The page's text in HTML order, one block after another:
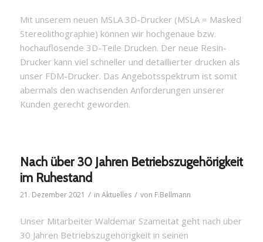
Mit unserem neuen MSLA 3D-Drucker (MSLA = Masked
Stereolithographie) können wir hochgenaue bzw.
hochauflösende 3D-Teile Drucken. Der neue Resin-
Drucker kann viel schneller und detaillierter drucken als
unser FDM-Drucker. Das Angebotsspektrum ist somit
abermals den wachsenden Anforderungen unserer
Kunden gerecht geworden.
Nach über 30 Jahren Betriebszugehörigkeit
im Ruhestand
21. Dezember 2021 / in Aktuelles / von F.Bellmann
Unser Mitarbeiter Waldemar Szameitat geht nach über
30 Jahren Betriebszugehörigkeit in seinen